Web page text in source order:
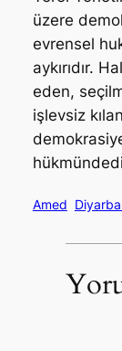
üzere
evrensel
aykırıdır.
eden,
işlevsiz
Amed